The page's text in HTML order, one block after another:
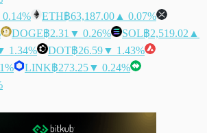
ETH฿63,187.00 ▲ 0.07%
DOGE฿2.31 ▼ 0.26% SOL฿2,519.02 ▲
1.34% DOT฿26.59▼ 1.43%
LINK฿273.25▼ 0.24%